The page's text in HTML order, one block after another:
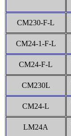
СМ230-F-L
СМ24-1-F-L
СМ24-F-L
СМ230L
CM24-L
LM24А